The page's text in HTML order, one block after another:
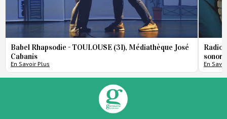
Babel Rhapsodie - TOULOUSE (31), Médiathèque José
Cabanis
En Savoir Plus
Radio
En